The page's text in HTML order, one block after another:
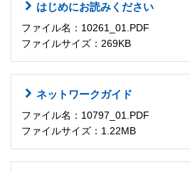
はじめにお読みください
ファイル名：10261_01.PDF
ファイルサイズ：269KB
ネットワークガイド
ファイル名：10797_01.PDF
ファイルサイズ：1.22MB